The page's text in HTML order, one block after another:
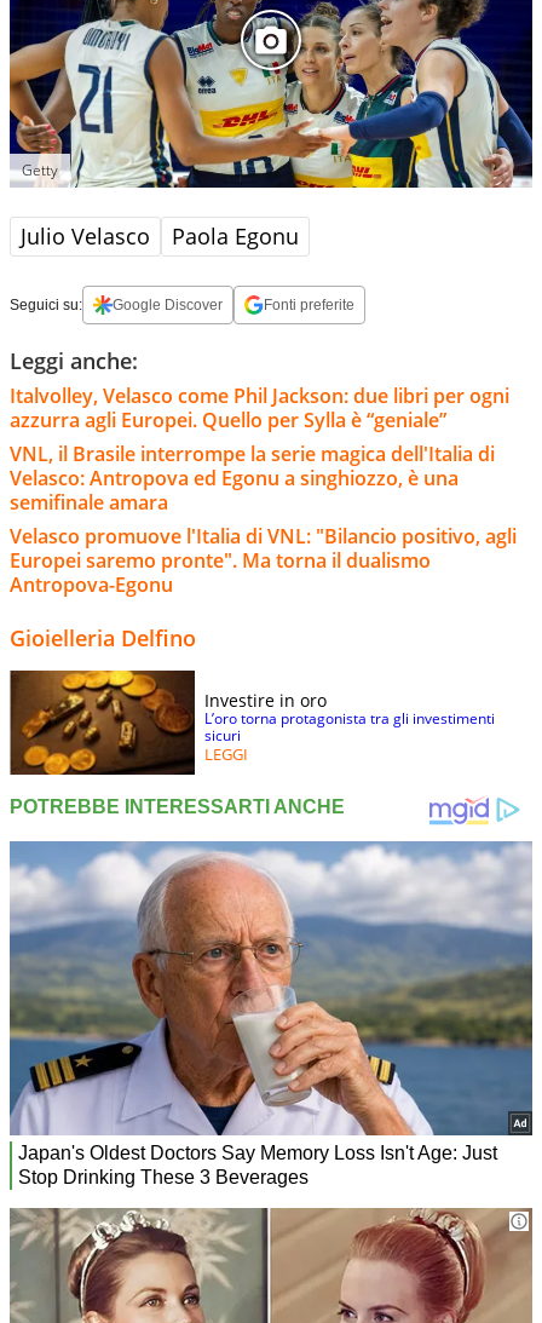
Getty
Julio Velasco Paola Egonu
Seguici su: Google Discover Fonti preferite
Leggi anche:
Italvolley, Velasco come Phil Jackson: due libri per ogni
azzurra agli Europei. Quello per Sylla è “geniale”
VNL, il Brasile interrompe la serie magica dell'Italia di
Velasco: Antropova ed Egonu a singhiozzo, è una
semifinale amara
Velasco promuove l'Italia di VNL: "Bilancio positivo, agli
Europei saremo pronte". Ma torna il dualismo
Antropova-Egonu
Gioielleria Delfino
Investire in oro
L’oro torna protagonista tra gli investimenti
sicuri
LEGGI